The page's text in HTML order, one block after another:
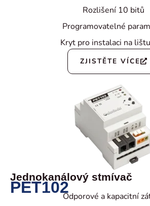
Rozlišení 10 bitů
Programovatelné
Kryt pro instalaci na
ZJISTĚTE VÍCE
Jednokanálový stmívač
PET102Odporové a kapacitní